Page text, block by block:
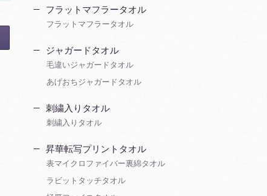
フラットマフラータオル
フラットマフラータオル
ジャガードタオル
毛違いジャガードタオル
あげおちジャガードタオル
刺繍入りタオル
刺繍入りタオル
昇華転写プリントタオル
表マイクロファイバー裏綿タオル
ラビットタッチタオル